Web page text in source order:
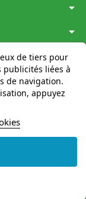
arrow_drop_down
arrow_drop_down
de tiers pour
publicités liées à
de navigation.
appuyez
ligne de